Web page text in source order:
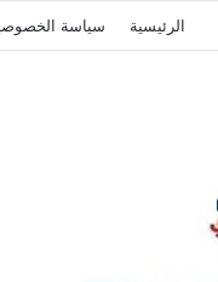
الرئيسية سياسة